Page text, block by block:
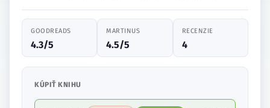
GOODREADS
4.3/5
MARTINUS
4.5/5
RECENZIE
4
KÚPIŤ KNIHU